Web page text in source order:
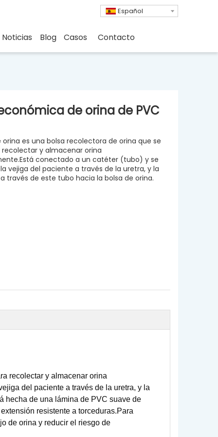
Español
Noticias Blog Casos Contacto
de orina de PVC
orina es una bolsa recolectora de orina que se
recolectar y almacenar orina
conectado a un catéter (tubo) y se
vejiga del paciente a través de la uretra, y la
través de este tubo hacia la bolsa de orina.
recolectar y almacenar orina
del paciente a través de la uretra, y la
hecha de una lámina de PVC suave de
resistente a torceduras.Para
de orina y reducir el riesgo de